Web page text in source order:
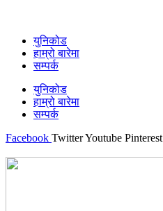
युनिकोड
हाम्रो बारेमा
सम्पर्क
युनिकोड
हाम्रो बारेमा
सम्पर्क
Facebook TwitterYoutube Pinterest